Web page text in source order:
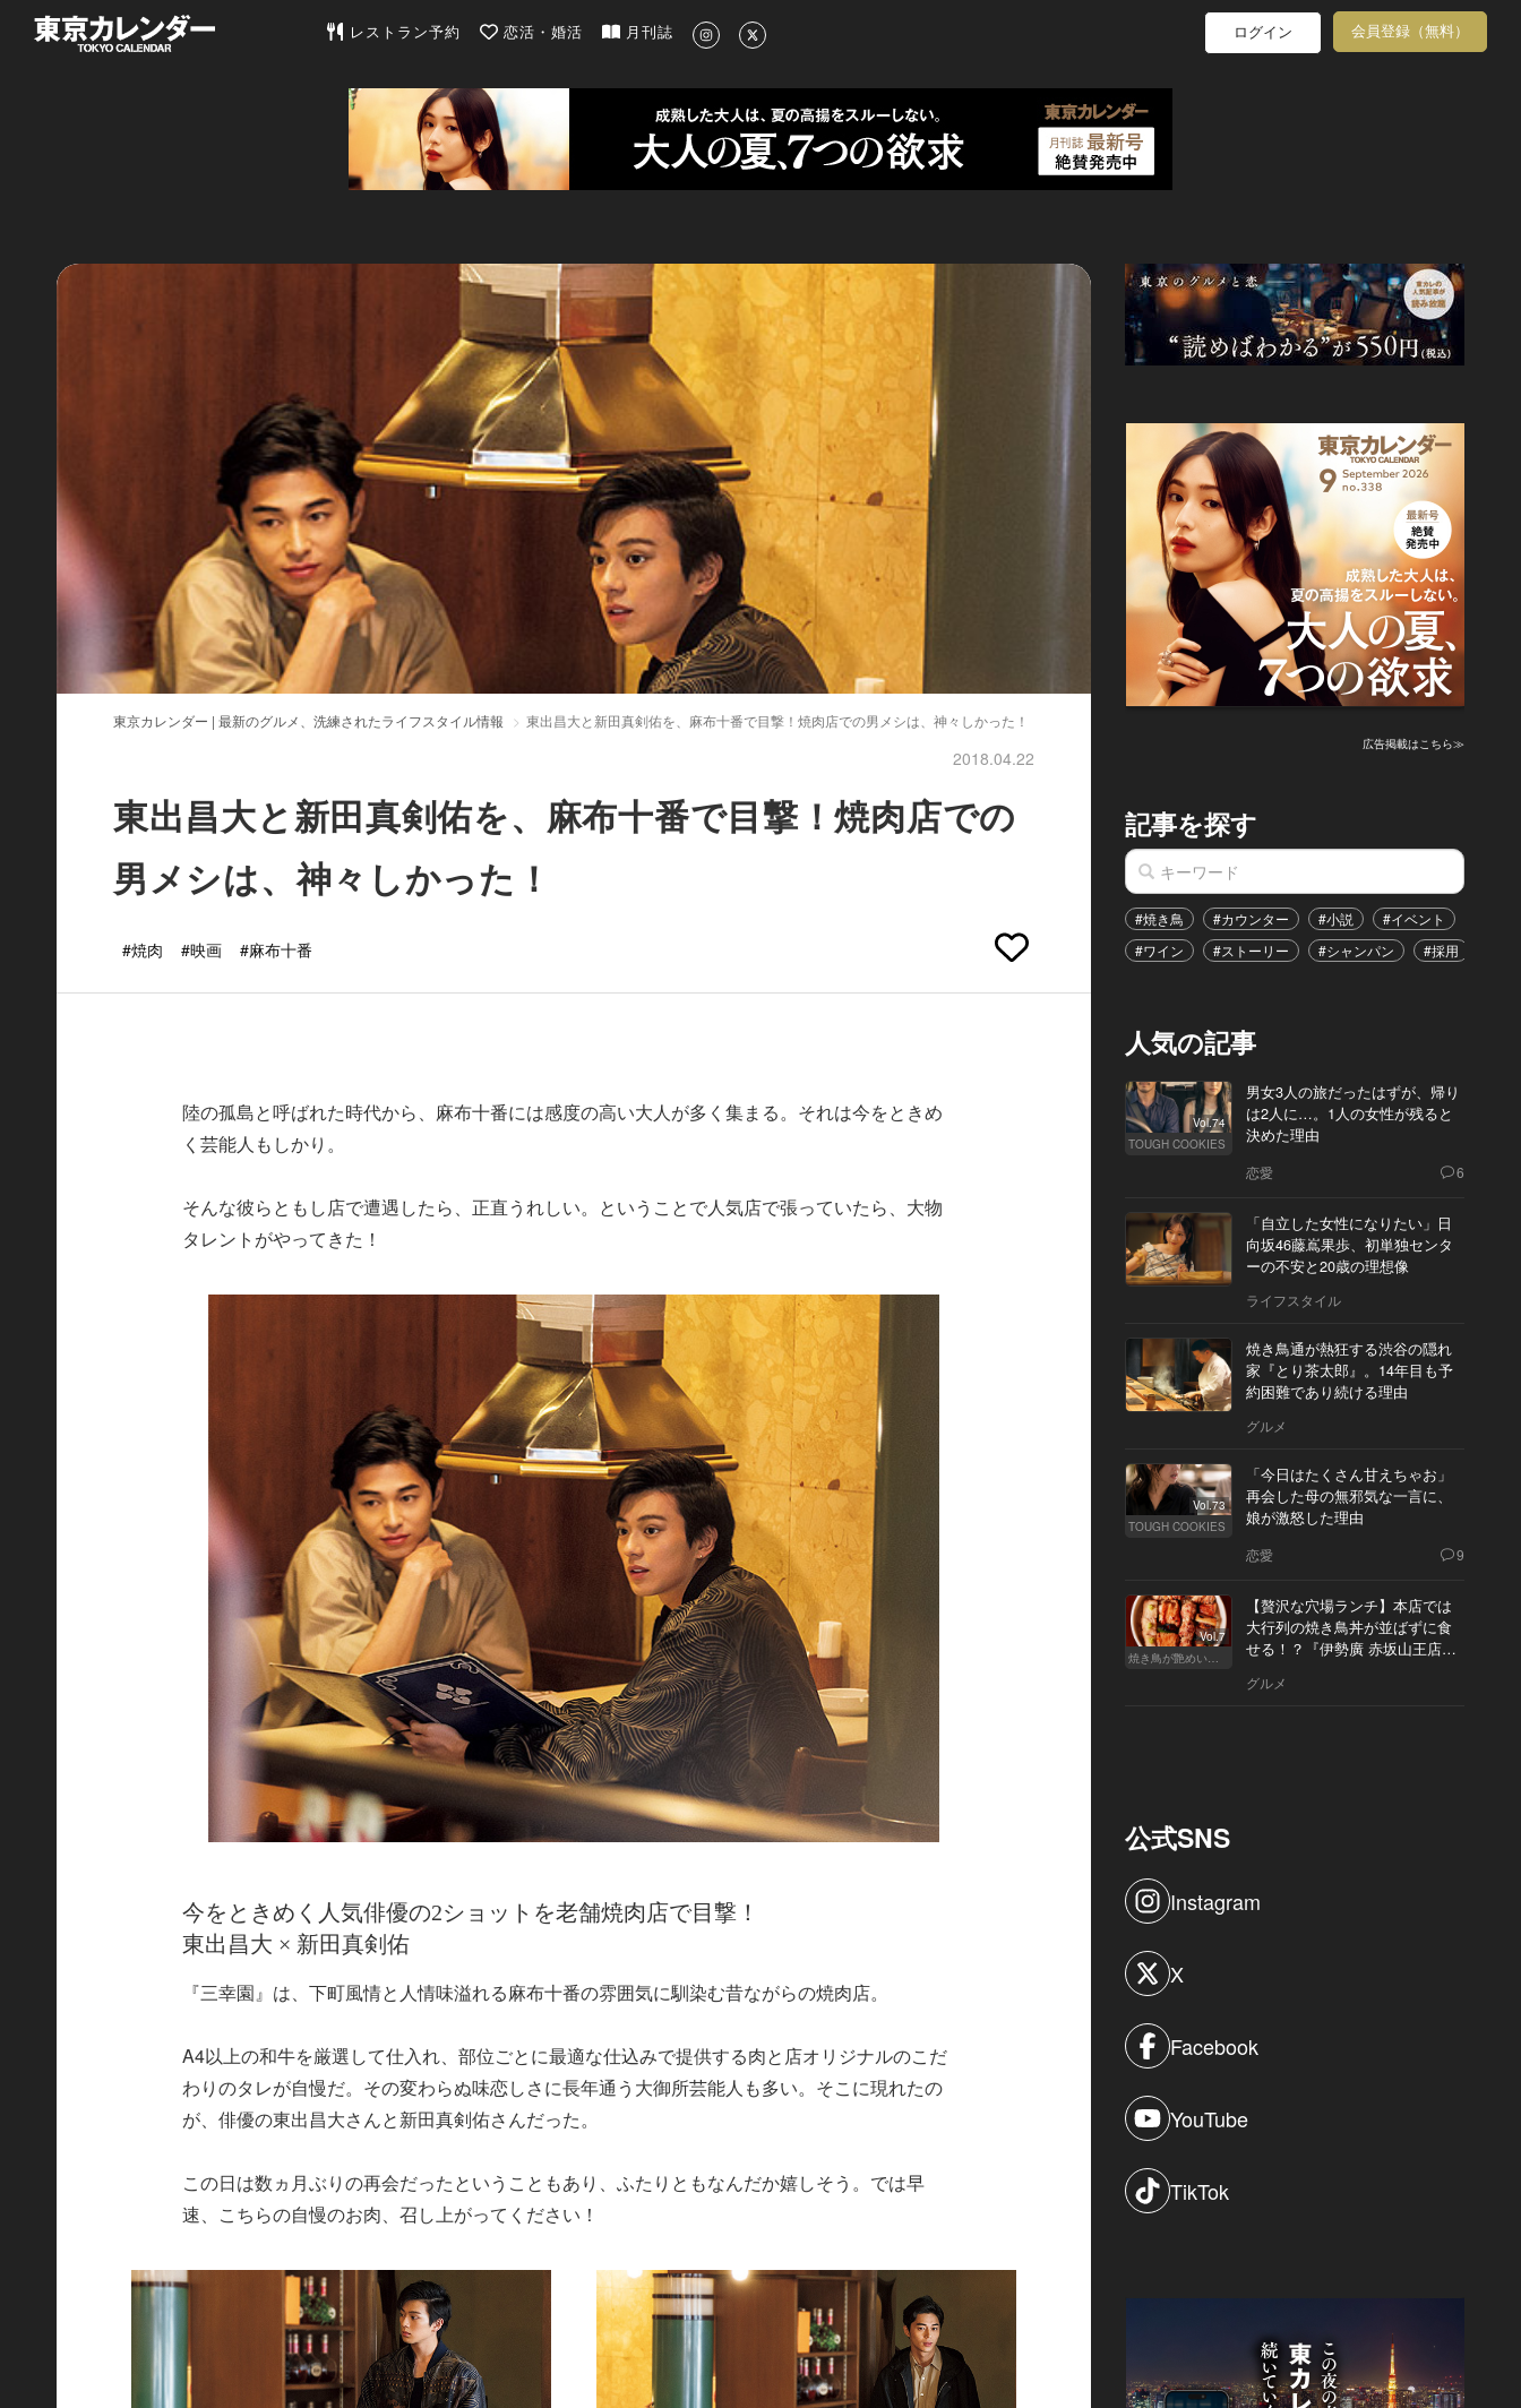
東京カレンダー | 最新のグルメ、洗練されたライフスタイル情報
レストラン予約 恋活・婚活 月刊誌 ログイン 会員登録（無料）
東京カレンダー | 最新のグルメ、洗練されたライフスタイル情報 東出昌大と新田真剣佑を、麻布十番で目撃！焼肉店での男メシは、神々しかった！
2018.04.22
東出昌大と新田真剣佑を、麻布十番で目撃！焼肉店での
男メシは、神々しかった！
#焼肉 #映画 #麻布十番
陸の孤島と呼ばれた時代から、麻布十番には感度の高い大人が多く集まる。それは今をときめ
く芸能人もしかり。
そんな彼らともし店で遭遇したら、正直うれしい。ということで人気店で張っていたら、大物
タレントがやってきた！
今をときめく人気俳優の2ショットを老舗焼肉店で目撃！
東出昌大 × 新田真剣佑
『三幸園』は、下町風情と人情味溢れる麻布十番の雰囲気に馴染む昔ながらの焼肉店。
A4以上の和牛を厳選して仕入れ、部位ごとに最適な仕込みで提供する肉と店オリジナルのこだ
わりのタレが自慢だ。その変わらぬ味恋しさに長年通う大御所芸能人も多い。そこに現れたの
が、俳優の東出昌大さんと新田真剣佑さんだった。
この日は数ヵ月ぶりの再会だったということもあり、ふたりともなんだか嬉しそう。では早
速、こちらの自慢のお肉、召し上がってください！
広告掲載はこちら≫
記事を探す
#焼き鳥 #カウンター #小説 #イベント
#ワイン
#ストーリー #シャンパン #採用
人気の記事
Vol.74
TOUGH COOKIES
男女3人の旅だったはずが、帰り
は2人に…。1人の女性が残ると
決めた理由
恋愛 6
「自立した女性になりたい」日
向坂46藤嶌果歩、初単独センタ
ーの不安と20歳の理想像
ライフスタイル
焼き鳥通が熱狂する渋谷の隠れ
家『とり茶太郎』。14年目も予
約困難であり続ける理由
グルメ
Vol.73
TOUGH COOKIES
「今日はたくさん甘えちゃお」
再会した母の無邪気な一言に、
娘が激怒した理由
恋愛 9
Vol.7
焼き鳥が艶めいてきた
【贅沢な穴場ランチ】本店では
大行列の焼き鳥丼が並ばずに食
せる！？『伊勢廣 赤坂山王店』
グルメ
公式SNS
Instagram
X
Facebook
YouTube
TikTok